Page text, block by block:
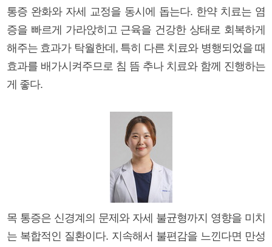
통증 완화와 자세 교정을 동시에 돕는다. 한약 치료는 염
증을 빠르게 가라앉히고 근육을 건강한 상태로 회복하게
해주는 효과가 탁월한데, 특히 다른 치료와 병행되었을 때
효과를 배가시켜주므로 침 뜸 추나 치료와 함께 진행하는
게 좋다.
목 통증은 신경계의 문제와 자세 불균형까지 영향을 미치
는 복합적인 질환이다. 지속해서 불편감을 느낀다면 만성